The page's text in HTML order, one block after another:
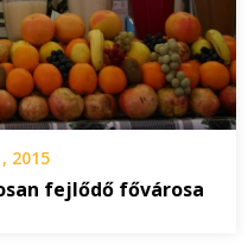
2015
fejlődő fővárosa